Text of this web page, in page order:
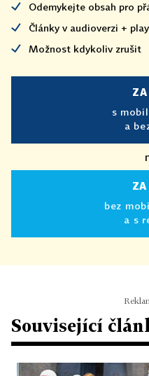
Odemykejte obsah pro
Články v audioverzi +
Možnost kdykoliv zrušit
ZA
s
a
ZA
bez
a s
Související